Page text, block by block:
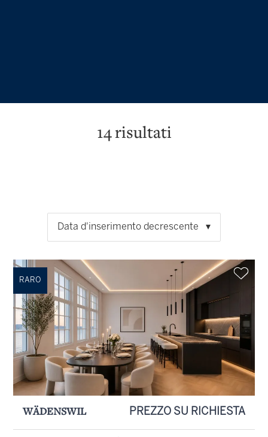
14risultati
Data d'inserimento decrescente
RARO
WÄDENSWIL PREZZO SU RICHIESTA